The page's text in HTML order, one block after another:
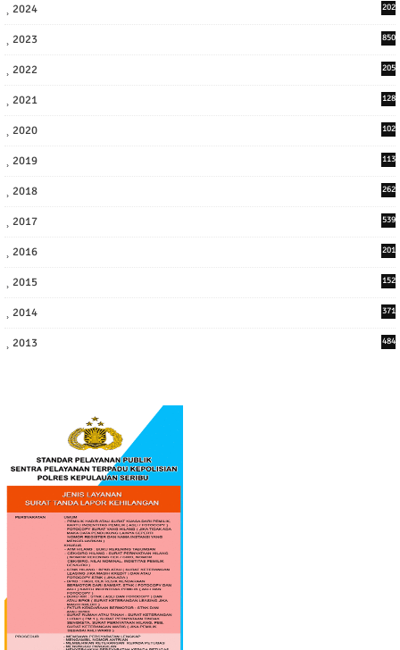
2024
202
2023 850
2022
205
2021
128
2020
102
2019
113
2018
262
2017
539
2016
201
2015 152
2014 371
2013 484